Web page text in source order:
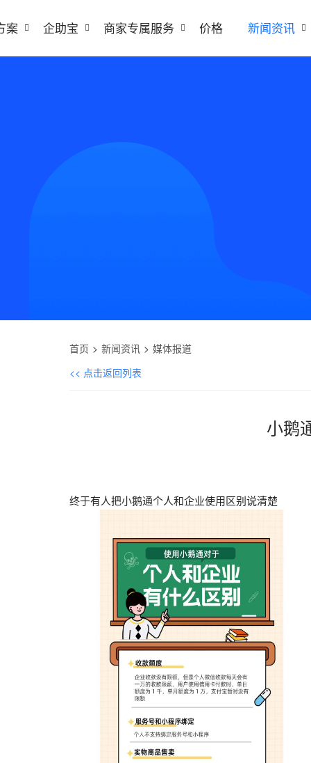
案 企助宝 商家专属服务 价格 新闻资讯
首页 新闻资讯
媒体报道
<< 点击返回列表
小鹅
终于有人把小鹅通个人和企业使用区别说清楚